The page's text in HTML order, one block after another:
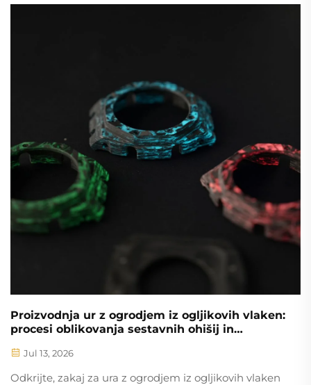
Proizvodnja ur z ogrodjem iz ogljikovih vlaken:
procesi oblikovanja sestavnih ohišij in
Jul 13, 2026
Odkrijte, zakaj za ura z ogrodjem iz ogljikovih vlaken